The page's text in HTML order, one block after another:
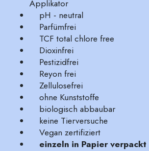
Applikator
pH - neutral
Parfümfrei
TCF total chlore free
Dioxinfrei
Pestizidfrei
Reyon frei
Zellulosefrei
ohne Kunststoffe
biologisch abbaubar
keine Tierversuche
Vegan zertifiziert
einzeln in Papier verpackt